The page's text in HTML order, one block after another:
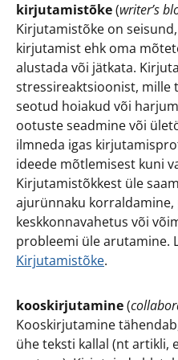
kirjutamistõke(writer’s
Kirjutamistõke on
kirjutamist ehk oma
alustada või jätkata.
stressireaktsioonist, mille
seotud hoiakud või
ootuste seadmine või
ilmneda igas
ideede mõtlemisest kuni
Kirjutamistõkkest üle
ajurünnaku korraldamine,
keskkonnavahetus või
probleemi üle arutamine.
Kirjutamistõke.
kooskirjutamine(
Kooskirjutamine
ühe teksti kallal (nt artikli,